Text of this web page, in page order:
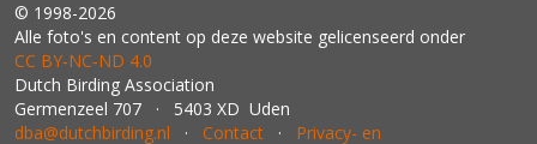
© 1998-2026
Alle foto's en content op deze website gelicenseerd onder
CC BY‑NC‑ND 4.0
Dutch Birding Association
Germenzeel 707 · 5403 XD Uden
dba@dutchbirding.nl · Contact · Privacy- en